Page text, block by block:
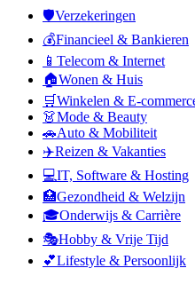
🛡️Verzekeringen
💰Financieel & Bankieren
📱 Telecom & Internet
🏠Wonen & Huis
🛒Winkelen & E-
👗Mode & Beauty
🚗Auto & Mobiliteit
✈️Reizen & Vakanties
💻IT, Software & Hosting
🏥Gezondheid & Welzijn
🎓Onderwijs & Carrière
🎭Hobby & Vrije Tijd
💕Lifestyle & Persoonlijk